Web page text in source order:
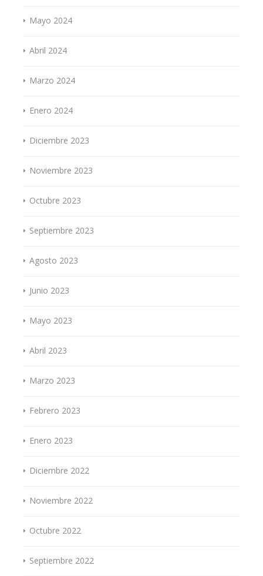
Mayo 2024
Abril 2024
Marzo 2024
Enero 2024
Diciembre 2023
Noviembre 2023
Octubre 2023
Septiembre 2023
Agosto 2023
Junio 2023
Mayo 2023
Abril 2023
Marzo 2023
Febrero 2023
Enero 2023
Diciembre 2022
Noviembre 2022
Octubre 2022
Septiembre 2022